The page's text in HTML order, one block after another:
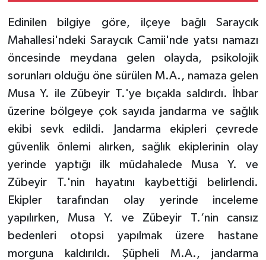
Edinilen bilgiye göre, ilçeye bağlı Saraycık
Mahallesi'ndeki Saraycık Camii'nde yatsı namazı
öncesinde meydana gelen olayda, psikolojik
sorunları olduğu öne sürülen M.A., namaza gelen
Musa Y. ile Zübeyir T.'ye bıçakla saldırdı. İhbar
üzerine bölgeye çok sayıda jandarma ve sağlık
ekibi sevk edildi. Jandarma ekipleri çevrede
güvenlik önlemi alırken, sağlık ekiplerinin olay
yerinde yaptığı ilk müdahalede Musa Y. ve
Zübeyir T.'nin hayatını kaybettiği belirlendi.
Ekipler tarafından olay yerinde inceleme
yapılırken, Musa Y. ve Zübeyir T.‘nin cansız
bedenleri otopsi yapılmak üzere hastane
morguna kaldırıldı. Şüpheli M.A., jandarma